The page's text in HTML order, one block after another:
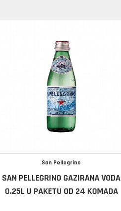
San Pellegrino
SAN PELLEGRINO GAZIRANA VODA
0.25L U PAKETU OD 24 KOMADA